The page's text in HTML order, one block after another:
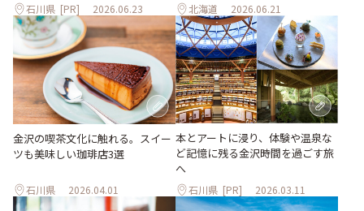
石川県 [PR] 2026.06.23 北海道 2026.06.21
金沢の喫茶文化に触れる。スイー
ツも美味しい珈琲店3選
石川県 2026.04.01
本とアートに浸り、体験や温泉な
ど記憶に残る金沢時間を過ごす旅
へ
石川県 [PR] 2026.03.11